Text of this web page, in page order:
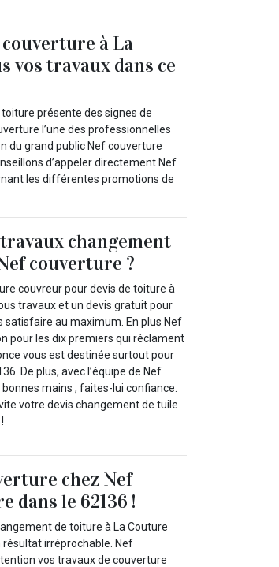
à La
travaux dans ce
présente des signes de
l’une des professionnelles
du grand public Nef couverture
d’appeler directement Nef
les différentes promotions de
changement
couverture ?
couvreur pour devis de toiture à
travaux et un devis gratuit pour
au maximum. En plus Nef
pour les dix premiers qui réclament
vous est destinée surtout pour
De plus, avec l’équipe de Nef
mains ; faites-lui confiance.
votre devis changement de tuile
chez Nef
dans le 62136 !
de toiture à La Couture
résultat irréprochable. Nef
vos travaux de couverture